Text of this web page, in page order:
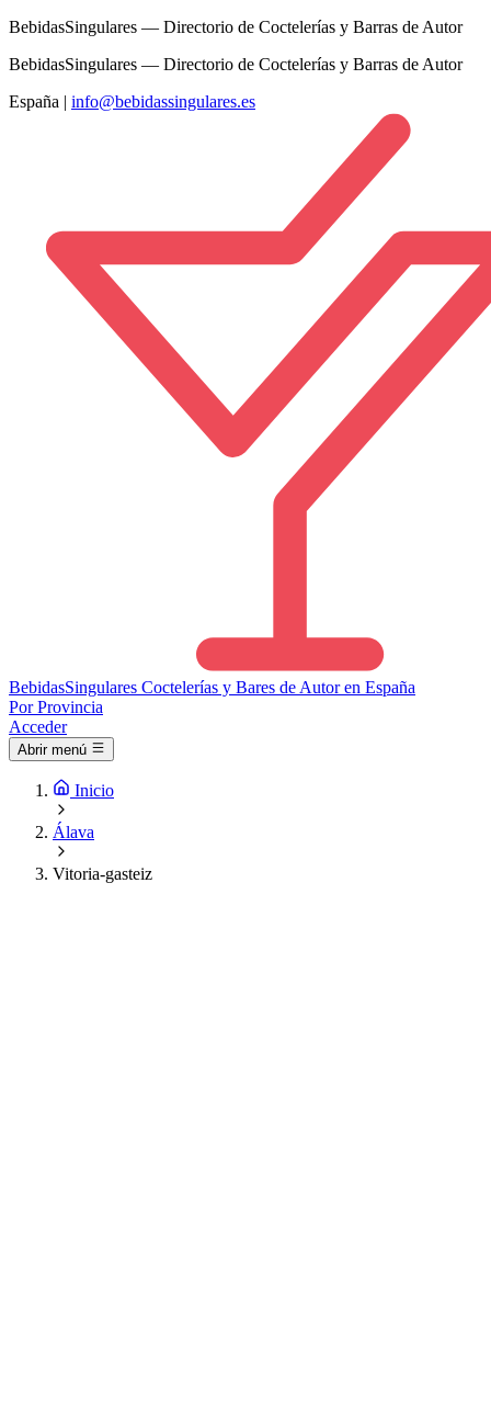
BebidasSingulares — Directorio de Coctelerías y Barras de Autor
BebidasSingulares — Directorio de Coctelerías y Barras de Autor
España | info@bebidassingulares.es
BebidasSingulares Coctelerías y Bares de Autor en España
Por Provincia
Acceder
Abrir menú
Inicio
Álava
Vitoria-gasteiz